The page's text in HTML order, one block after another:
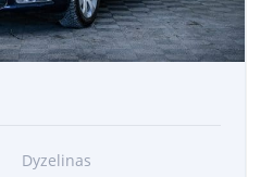
Dyzelinas